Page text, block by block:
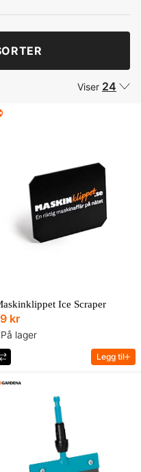
Viser 24
Ice Scraper
kr
På lager
Legg til